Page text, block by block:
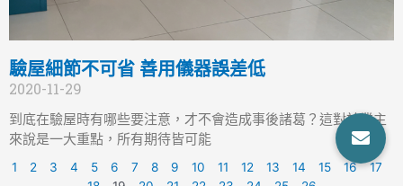
驗屋細節不可省 善用儀器誤差低
2020-11-29
到底在驗屋時有哪些要注意，才不會造成事後諸葛？這對於業主
來說是一大重點，所有期待皆可能
1 2 3 4 5 6 7 8 9 10 11 12 13 14 15 16
17